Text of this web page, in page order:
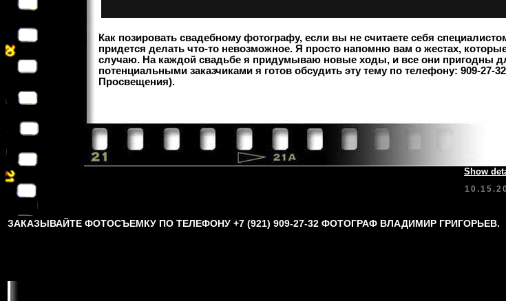
Как позировать свадебному фотографу, если вы не считаете себя
придется делать что-то невозможное. Я просто напомню вам о жестах,
случаю. На каждой свадьбе я придумываю новые ходы, и все они пригодны
потенциальными заказчиками я готов обсудить эту тему по телефону: 909-
Просвещения).
Show
ЗАКАЗЫВАЙТЕ ФОТОСЪЕМКУ ПО ТЕЛЕФОНУ +7 (921) 909-27-32 ФОТОГРАФ ВЛАДИМИР ГРИГОРЬЕВ.